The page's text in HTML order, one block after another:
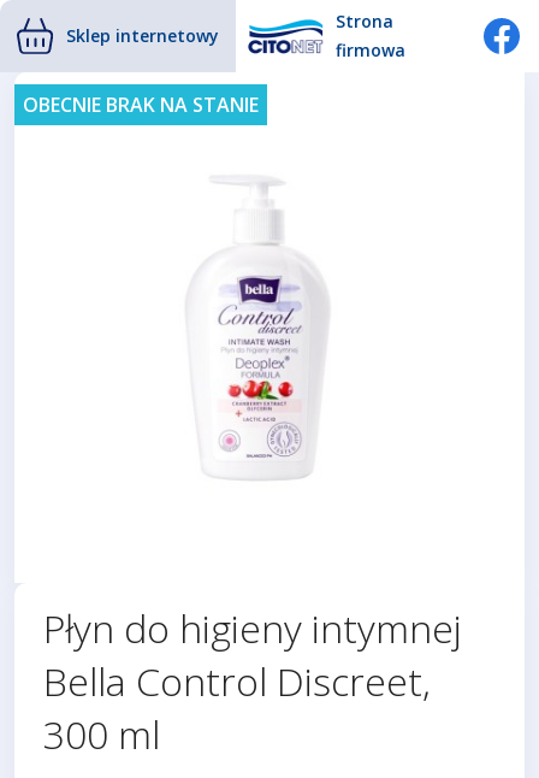
Sklep internetowy
Strona
firmowa
OBECNIE BRAK NA STANIE
Płyn do higieny intymnej
Bella Control Discreet,
300 ml